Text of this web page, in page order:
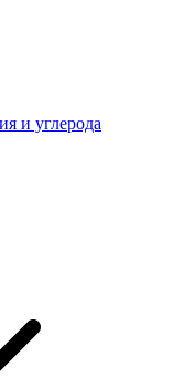
и углерода